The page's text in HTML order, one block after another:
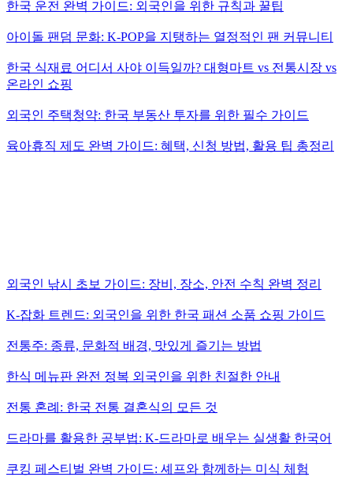
한국 운전 완벽 가이드: 외국인을 위한 규칙과 꿀팁
아이돌 팬덤 문화: K-POP을 지탱하는 열정적인 팬 커뮤니티
한국 식재료 어디서 사야 이득일까? 대형마트 vs 전통시장 vs
온라인 쇼핑
외국인 주택청약: 한국 부동산 투자를 위한 필수 가이드
육아휴직 제도 완벽 가이드: 혜택, 신청 방법, 활용 팁 총정리
외국인 낚시 초보 가이드: 장비, 장소, 안전 수칙 완벽 정리
K-잡화 트렌드: 외국인을 위한 한국 패션 소품 쇼핑 가이드
전통주: 종류, 문화적 배경, 맛있게 즐기는 방법
한식 메뉴판 완전 정복 외국인을 위한 친절한 안내
전통 혼례: 한국 전통 결혼식의 모든 것
드라마를 활용한 공부법: K-드라마로 배우는 실생활 한국어
쿠킹 페스티벌 완벽 가이드: 셰프와 함께하는 미식 체험